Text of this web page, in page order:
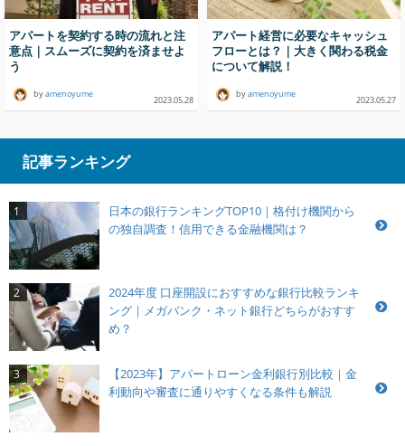
アパートを契約する時の流れと注
意点｜スムーズに契約を済ませよ
う
byamenoyume
2023.05.28
アパート経営に必要なキャッシュ
フローとは？｜大きく関わる税金
について解説！
byamenoyume
2023.05.27
記事ランキング
1
日本の銀行ランキングTOP10｜格付け機関から
の独自調査！信用できる金融機関は？
2
2024年度 口座開設におすすめな銀行比較ランキ
ング｜メガバンク・ネット銀行どちらがおすす
め？
3
【2023年】アパートローン金利銀行別比較｜金
利動向や審査に通りやすくなる条件も解説